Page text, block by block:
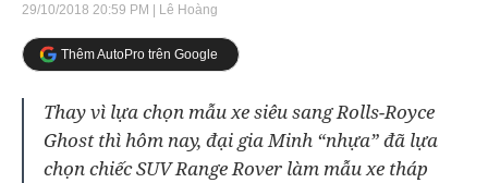
29/10/2018 20:59 PM | Lê Hoàng
Thêm AutoPro trên Google
Thay vì lựa chọn mẫu xe siêu sang Rolls-Royce
Ghost thì hôm nay, đại gia Minh “nhựa” đã lựa
chọn chiếc SUV Range Rover làm mẫu xe tháp